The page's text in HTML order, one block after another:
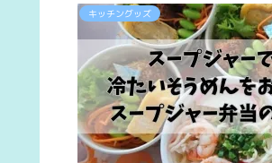
キッチングッズ